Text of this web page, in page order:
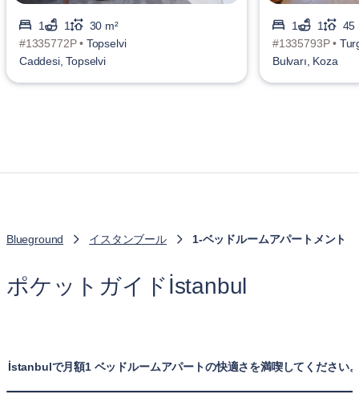
1 1
30 m²
#1335772P • Topselvi
Caddesi, Topselvi
1 1
45
#1335793P •
Bulvarı, Koza
Blueground イスタンブール 1-ベッドルームアパートメント
ポケットガイドİstanbul
İstanbulで月額1 ベッドルームアパートの快適さを満喫してください